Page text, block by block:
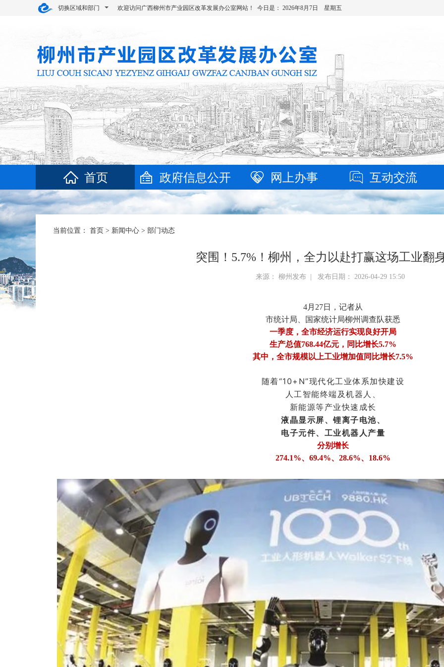
切换区域和部门 欢迎访问广西柳州市产业园区改革发展办公室网站！ 今日是： 2026年8月7日 星期五
首页 政府信息公开 网上办事 互动交流
当前位置： 首页 > 新闻中心 > 部门动态
突围！5.7%！柳州，全力以赴打赢这场工业翻
来源： 柳州发布 | 发布日期： 2026-04-29 15:50
4月27日， 记者从
市统计局、国家统计局柳州调查队获悉
一季度，全市经济运行实现良好开局
生产总值768.44亿元，同比增长5.7%
其中，全市规模以上工业增加值同比增长7.5%
随着“10+N”现代化工业体系加快建设
人工智能终端及机器人、
新能源等产业快速成长
液晶显示屏、锂离子电池、
电子元件、工业机器人产量
分别增长
274.1%、69.4%、28.6%、18.6%